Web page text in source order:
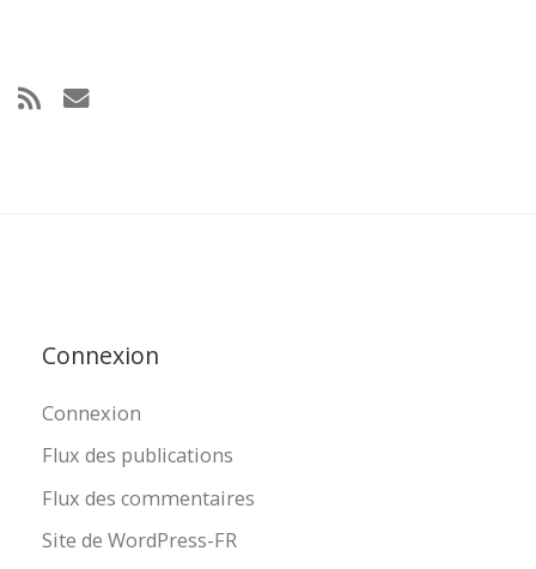
Connexion
Connexion
Flux des publications
Flux des commentaires
Site de WordPress-FR